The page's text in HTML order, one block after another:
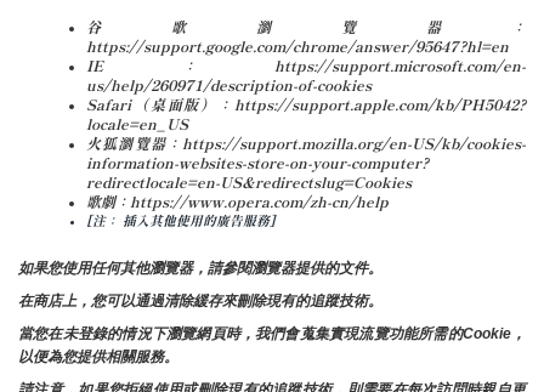
谷歌瀏覽器：
https://support.google.com/chrome/answer/95647?hl=en
IE：https://support.microsoft.com/en-
us/help/260971/description-of-cookies
Safari（桌面版）：https://support.apple.com/kb/PH5042?
locale=en_US
火狐瀏覽器：https://support.mozilla.org/en-US/kb/cookies-
information-websites-store-on-your-computer?
redirectlocale=en-US&redirectslug=Cookies
歌劇：https://www.opera.com/zh-cn/help
[注： 插入其他使用的廣告服務]
如果您使用任何其他瀏覽器，請參閱瀏覽器提供的文件。
在商店上，您可以通過清除緩存來刪除現有的追蹤技術。
當您在未登錄的情況下瀏覽網頁時，我們會蒐集實現流覽功能所需的Cookie，
以便為您提供相關服務。